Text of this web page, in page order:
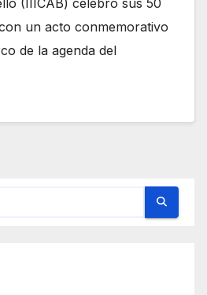
(IIICAB) celebró sus 50
un acto conmemorativo
de la agenda del